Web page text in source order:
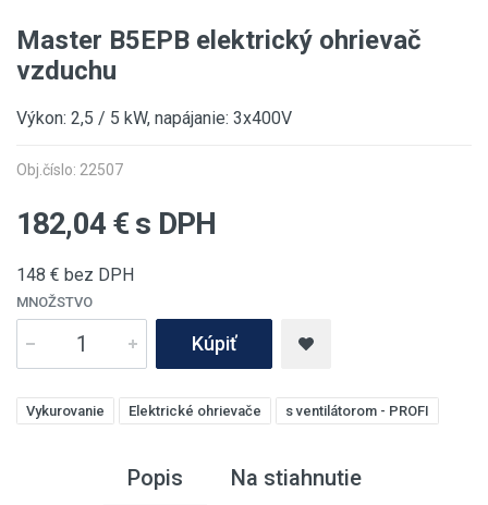
Master B5EPB elektrický ohrievač
vzduchu
Výkon: 2,5 / 5 kW, napájanie: 3x400V
Obj.číslo: 22507
182,04€ s DPH
148 € bez DPH
MNOŽSTVO
Kúpiť
Vykurovanie Elektrické ohrievače s ventilátorom - PROFI
Popis Na stiahnutie